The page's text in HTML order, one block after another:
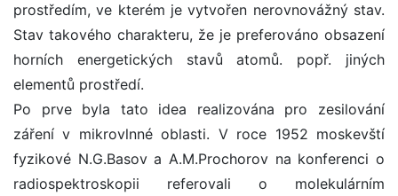
prostředím, ve kterém je vytvořen nerovnovážný stav.
Stav takového charakteru, že je preferováno obsazení
horních energetických stavů atomů. popř. jiných
elementů prostředí.
Po prve byla tato idea realizována pro zesilování
záření v mikrovlnné oblasti. V roce 1952 moskevští
fyzikové N.G.Basov a A.M.Prochorov na konferenci o
radiospektroskopii referovali o molekulárním